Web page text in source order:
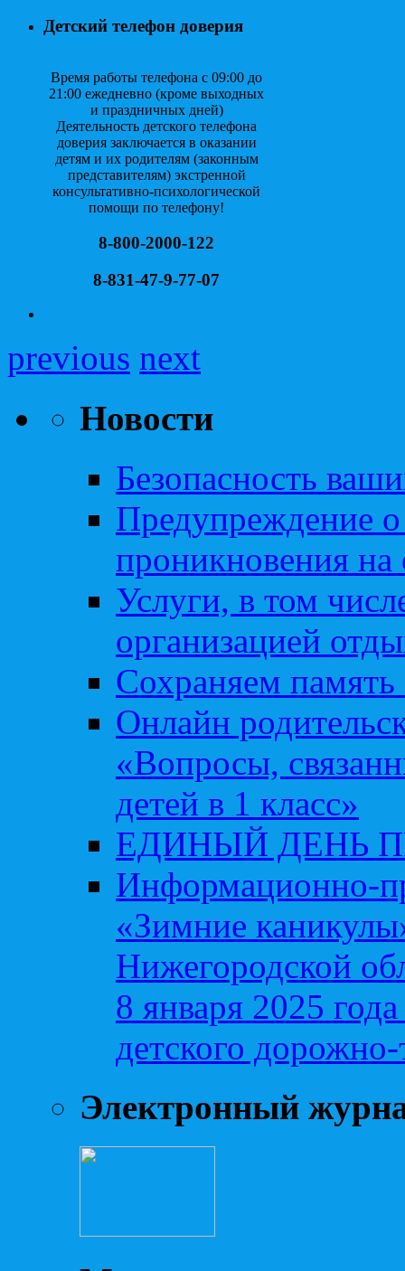
Детский телефон доверия
Время работы телефона с 09:00 до
21:00 ежедневно (кроме выходных
и праздничных дней)
Деятельность детского телефона
доверия заключается в оказании
детям и их родителям (законным
представителям) экстренной
консультативно-психологической
помощи по телефону!
8-800-2000-122
8-831-47-9-77-07
previous next
Новости
Безопасность
Предупреждение о
проникновения на
Услуги, в том
организацией
Сохраняем память
Онлайн
«Вопросы,
детей в 1 класс»
ЕДИНЫЙ ДЕНЬ
Информационно-
«Зимние
Нижегородской
8 января 2025
детского
Электронный